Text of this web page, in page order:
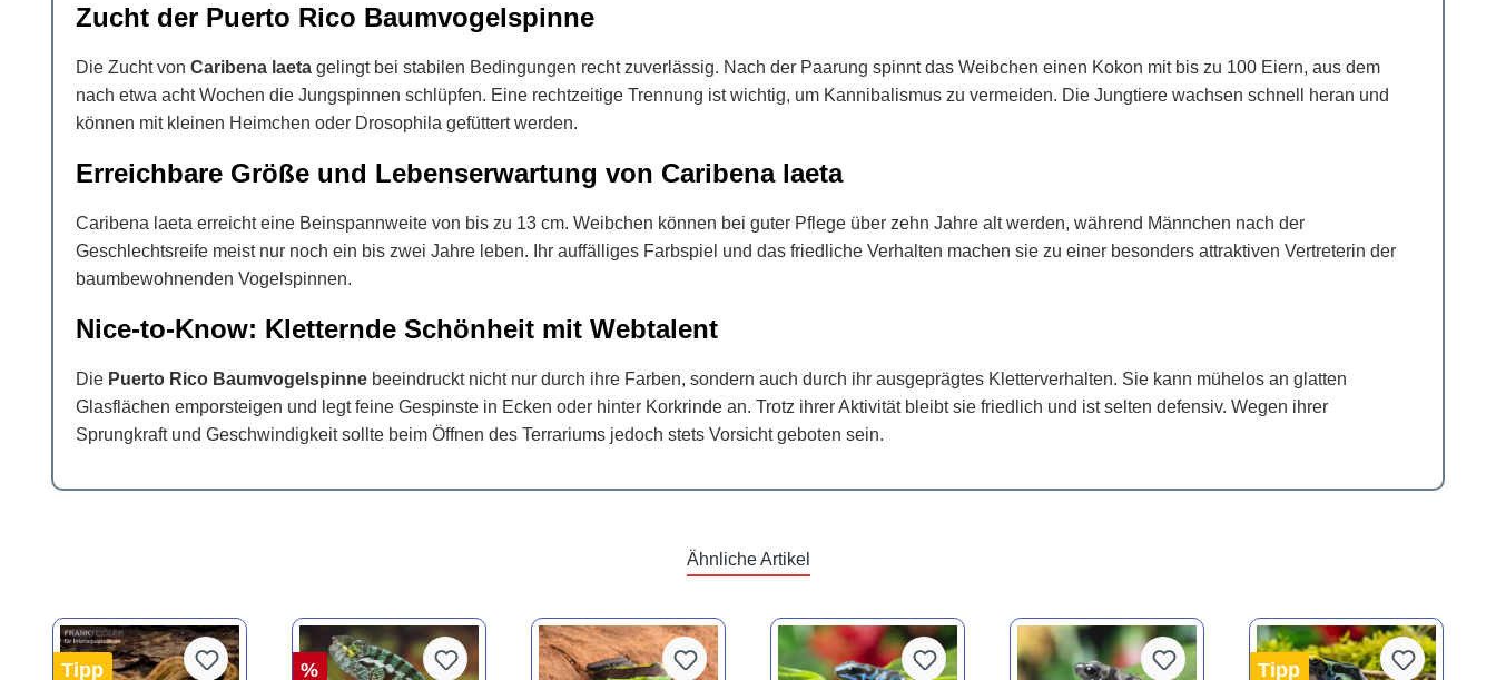
Zucht der Puerto Rico Baumvogelspinne
Die Zucht von Caribena laeta gelingt bei stabilen Bedingungen recht zuverlässig. Nach der Paarung spinnt das Weibchen einen Kokon mit bis zu 100 Eiern, aus dem
nach etwa acht Wochen die Jungspinnen schlüpfen. Eine rechtzeitige Trennung ist wichtig, um Kannibalismus zu vermeiden. Die Jungtiere wachsen schnell heran und
können mit kleinen Heimchen oder Drosophila gefüttert werden.
Erreichbare Größe und Lebenserwartung von Caribena laeta
Caribena laeta erreicht eine Beinspannweite von bis zu 13 cm. Weibchen können bei guter Pflege über zehn Jahre alt werden, während Männchen nach der
Geschlechtsreife meist nur noch ein bis zwei Jahre leben. Ihr auffälliges Farbspiel und das friedliche Verhalten machen sie zu einer besonders attraktiven Vertreterin der
baumbewohnenden Vogelspinnen.
Nice-to-Know: Kletternde Schönheit mit Webtalent
Die Puerto Rico Baumvogelspinne beeindruckt nicht nur durch ihre Farben, sondern auch durch ihr ausgeprägtes Kletterverhalten. Sie kann mühelos an glatten
Glasflächen emporsteigen und legt feine Gespinste in Ecken oder hinter Korkrinde an. Trotz ihrer Aktivität bleibt sie friedlich und ist selten defensiv. Wegen ihrer
Sprungkraft und Geschwindigkeit sollte beim Öffnen des Terrariums jedoch stets Vorsicht geboten sein.
Ähnliche Artikel
Tipp % Tipp